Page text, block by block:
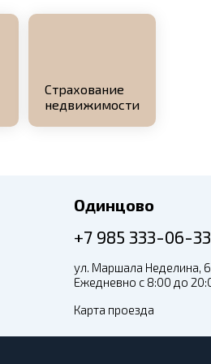
Страхование
недвижимости
Одинцово
+7 985 333-06-33
ул. Маршала Неделина,
Ежедневно с 8:00 до
Карта проезда